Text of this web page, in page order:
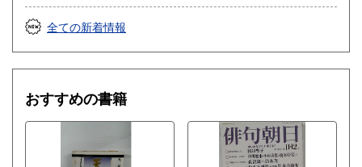
全ての新着情報
おすすめの書籍